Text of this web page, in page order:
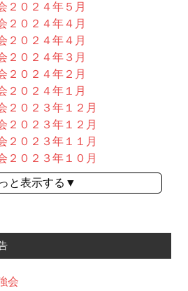
２０２４年５月
２０２４年４月
２０２４年４月
２０２４年３月
２０２４年２月
２０２４年１月
２０２３年１２月
２０２３年１２月
２０２３年１１月
２０２３年１０月
と表示する▼
会